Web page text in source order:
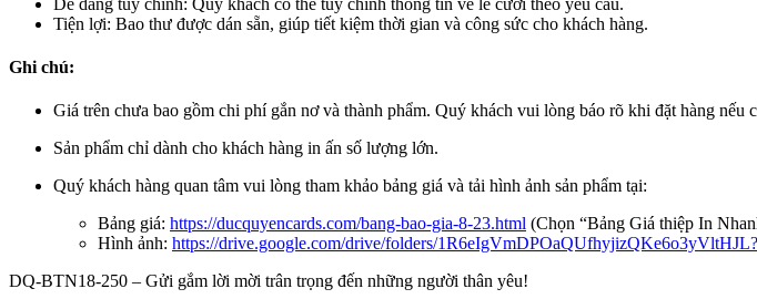
Dễ dàng tùy chỉnh: Quý khách có thể tùy chỉnh thông tin về lễ cưới theo yêu cầu.
Tiện lợi: Bao thư được dán sẵn, giúp tiết kiệm thời gian và công sức cho khách hàng.
Ghi chú:
Giá trên chưa bao gồm chi phí gắn nơ và thành phẩm. Quý khách vui lòng báo rõ khi đặt hàng nếu
Sản phẩm chỉ dành cho khách hàng in ấn số lượng lớn.
Quý khách hàng quan tâm vui lòng tham khảo bảng giá và tải hình ảnh sản phẩm tại:
Bảng giá: https://ducquyencards.com/bang-bao-gia-8-23.html (Chọn “Bảng Giá thiệp In
Hình ảnh: https://drive.google.com/drive/folders/
DQ-BTN18-250 – Gửi gắm lời mời trân trọng đến những người thân yêu!